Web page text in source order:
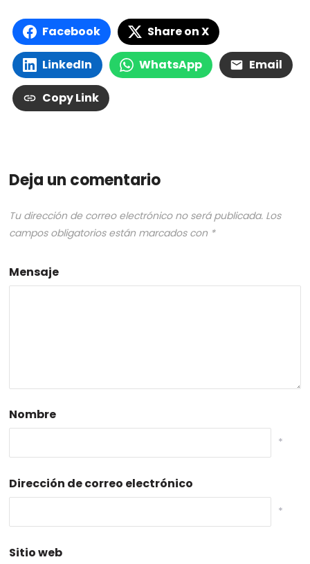
Facebook Share on X
LinkedIn WhatsApp Email
Copy Link
Deja un comentario
Tu dirección de correo electrónico no será publicada. Los
campos obligatorios están marcados con *
Mensaje
Nombre
*
Dirección de correo electrónico
*
Sitio web